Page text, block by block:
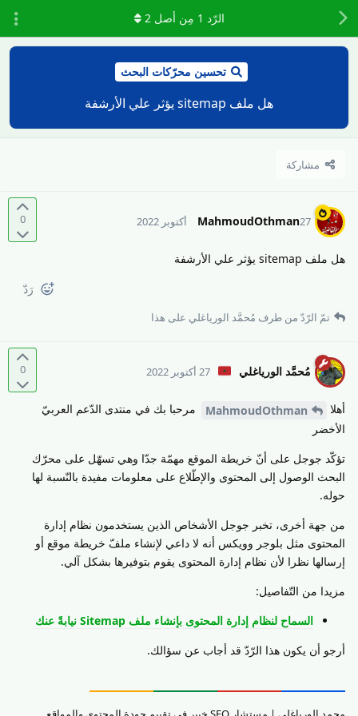
تحسين محرّكات البحث
هل ملف sitemap يؤثر علي الأرشفة
مشاركة
الرّد 1 مِن أصل2
0 MahmoudOthman27 أكتوبر 2022
هل ملف sitemap يؤثر علي الأرشفة
رَدّ
تمّ الرّدّ من طرف مُحمَّد الورياغلي على هذا
0 مُحمَّد الورياغلي 27 أكتوبر 2022
أهلا MahmoudOthman
مرحبا بك في منتدى الدّعم العربيّ
الأخضر
تؤكّد جوجل على أنّ خريطة الموقع مهمّة جدّا وهي تسهّل على محرّك
البحث الوصول إلى المحتوى والإطّلاع على معلومات مفيدة بالنّسبة لها
حوله.
من جهة أخرى، تخبر جوجل الأشخاص الذين يستخدمون نظام إدارة
المحتوى مثل بلوجر وويكس أنه لا داعي لإنشاء ملفّ خريطة موقع أو
إرسالها نظرا لأن نظام إدارة المحتوى يقوم بتوفيرها بشكل آلي.
مزيدا من التّفاصيل:
السماح لنظام إدارة المحتوى بإنشاء ملف Sitemap نيابةً عنك
أرجو أن يكون هذا الرّدّ قد أجاب عن سؤالك.